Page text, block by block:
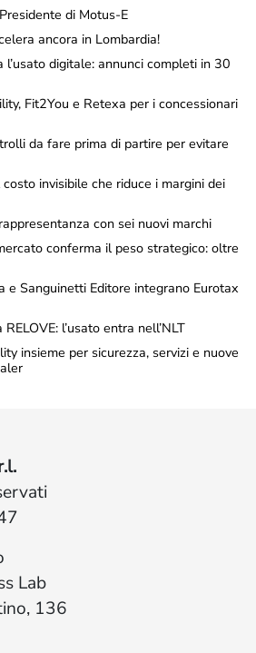
di Motus-E
ancora in Lombardia!
l’usato digitale: annunci completi in 30
Fit2You e Retexa per i concessionari
da fare prima di partire per evitare
invisibile che riduce i margini dei
con sei nuovi marchi
conferma il peso strategico: oltre
e Sanguinetti Editore integrano Eurotax
l’usato entra nell’NLT
insieme per sicurezza, servizi e nuove
Lab
136